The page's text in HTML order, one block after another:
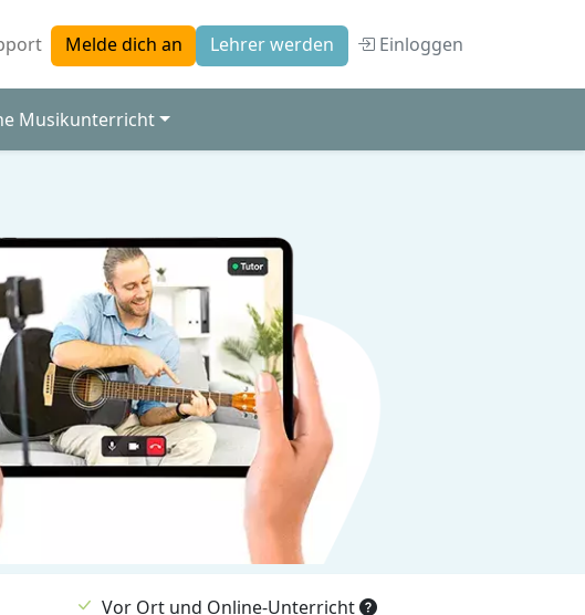
Melde dich an Lehrer werden Einloggen
Musikunterricht
Vor Ort und Online-Unterricht